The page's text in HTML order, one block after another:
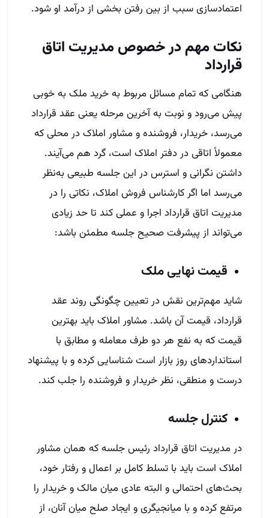
اعتماد‌سازی سبب از بین رفتن بخشی از درآمد او شود.
نکات مهم در خصوص مدیریت اتاق
قرارداد
هنگامی که تمام مسائل مربوط به خرید ملک به خوبی
پیش می‌رود و نوبت به آخرین مرحله یعنی عقد قرارداد
می‌رسد، خریدار، فروشنده و مشاور املاک در محلی که
معمولاً اتاقی در دفتر املاک است، گرد هم می‌آیند.
داشتن نگرانی و استرس در این جلسه طبیعی به‌نظر
می‌رسد اما اگر کارشناس فروش املاک، نکاتی را در
مدیریت اتاق قرارداد اجرا و عملی کند تا حد زیادی
می‌تواند از پیشرفت صحیح جلسه مطمئن باشد:
قیمت نهایی ملک
شاید مهم‌ترین نقش در تعیین چگونگی روند عقد
قرارداد، قیمت آن باشد. مشاور املاک باید بهترین
قیمت که به نفع هر دو طرف معامله و مطابق با
استانداردهای روز بازار است شناسایی کرده و با پیشنهاد
درست و منطقی، نظر خریدار و فروشنده را جلب کند.
کنترل جلسه
در مدیریت اتاق قرارداد رئیس جلسه که همان مشاور
املاک است باید با تسلط کامل بر اعمال و رفتار خود،
بحث‌های احتمالی و البته عادی میان مالک و خریدار را
مرتفع کرده و با میانجیگری و ایجاد صلح میان آنان، از